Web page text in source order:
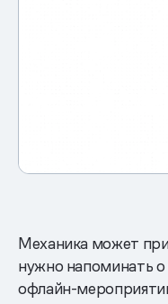
Механика может
нужно напоминать
офлайн-